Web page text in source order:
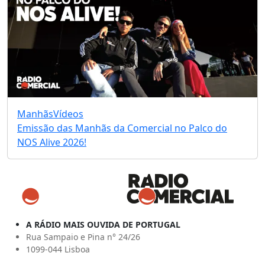
ManhãsVídeos
Emissão das Manhãs da Comercial no Palco do
NOS Alive 2026!
A RÁDIO MAIS OUVIDA DE PORTUGAL
Rua Sampaio e Pina n° 24/26
1099-044 Lisboa